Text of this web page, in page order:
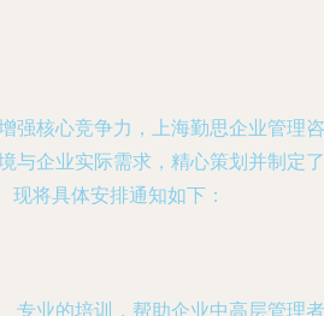
强核心竞争力，上海勤思企业管理咨
与企业实际需求，精心策划并制定了
将具体安排通知如下：
专业的培训，帮助企业中高层管理者